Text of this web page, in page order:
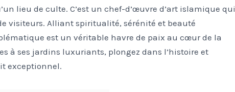
lieu de culte. C’est un chef-d’œuvre d’art islamique qui
visiteurs. Alliant spiritualité, sérénité et beauté
est un véritable havre de paix au cœur de la
à ses jardins luxuriants, plongez dans l’histoire et
exceptionnel.